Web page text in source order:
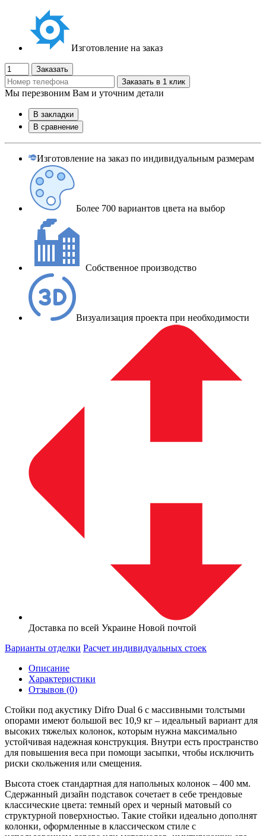
Изготовление на заказ
Заказать
Заказать в 1 клик
Мы перезвоним Вам и уточним детали
В закладки
В сравнение
Изготовление на заказ по индивидуальным размерам
Более 700 вариантов цвета на выбор
Собственное производство
Визуализация проекта при необходимости
Доставка по всей Украине Новой почтой
Варианты отделки Расчет индивидуальных стоек
Описание
Характеристики
Отзывов (0)
Стойки под акустику Difro Dual 6 с массивными толстыми
опорами имеют большой вес 10,9 кг – идеальный вариант для
высоких тяжелых колонок, которым нужна максимально
устойчивая надежная конструкция. Внутри есть пространство
для повышения веса при помощи засыпки, чтобы исключить
риски скольжения или смещения.
Высота стоек стандартная для напольных колонок – 400 мм.
Сдержанный дизайн подставок сочетает в себе трендовые
классические цвета: темный орех и черный матовый со
структурной поверхностью. Такие стойки идеально дополнят
колонки, оформленные в классическом стиле с